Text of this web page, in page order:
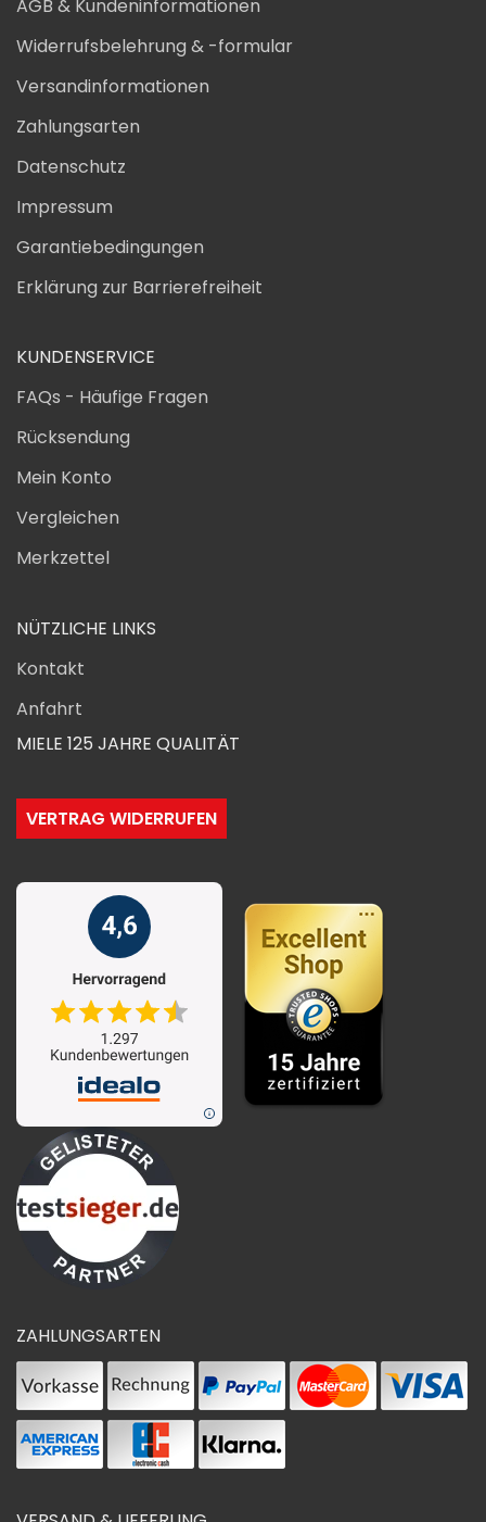
AGB & Kundeninformationen
Widerrufsbelehrung & -formular
Versandinformationen
Zahlungsarten
Datenschutz
Impressum
Garantiebedingungen
Erklärung zur Barrierefreiheit
KUNDENSERVICE
FAQs - Häufige Fragen
Rücksendung
Mein Konto
Vergleichen
Merkzettel
NÜTZLICHE LINKS
Kontakt
Anfahrt
MIELE 125 JAHRE QUALITÄT
VERTRAG WIDERRUFEN
ZAHLUNGSARTEN